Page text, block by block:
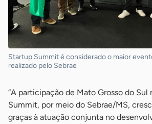
Startup Summit é considerado o maior
realizado pelo Sebrae
“A participação de Mato Grosso do Sul
Summit, por meio do Sebrae/MS,
graças à atuação conjunta no